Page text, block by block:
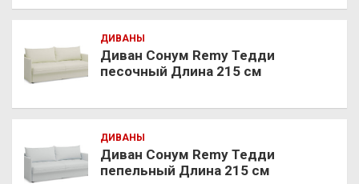
ДИВАНЫ
Диван Сонум Remy Тедди
песочный Длина 215 см
ДИВАНЫ
Диван Сонум Remy Тедди
пепельный Длина 215 см